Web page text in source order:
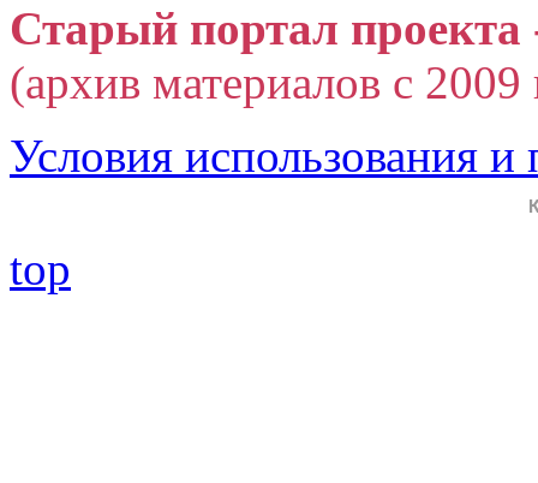
Старый портал
(архив материалов с
Условия использования
top